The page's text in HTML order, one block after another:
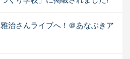
治さんライブへ！＠あなぶきア